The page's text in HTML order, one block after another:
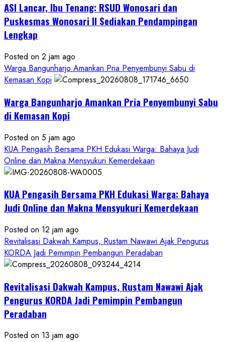
ASI Lancar, Ibu Tenang: RSUD Wonosari dan
Puskesmas Wonosari II Sediakan Pendampingan
Lengkap
Posted on 2 jam ago
Warga Bangunharjo Amankan Pria Penyembunyi Sabu di
Kemasan Kopi
Warga Bangunharjo Amankan Pria Penyembunyi Sabu
di Kemasan Kopi
Posted on 5 jam ago
KUA Pengasih Bersama PKH Edukasi Warga: Bahaya Judi
Online dan Makna Mensyukuri Kemerdekaan
KUA Pengasih Bersama PKH Edukasi Warga: Bahaya
Judi Online dan Makna Mensyukuri Kemerdekaan
Posted on 12 jam ago
Revitalisasi Dakwah Kampus, Rustam Nawawi Ajak Pengurus
KORDA Jadi Pemimpin Pembangun Peradaban
Revitalisasi Dakwah Kampus, Rustam Nawawi Ajak
Pengurus KORDA Jadi Pemimpin Pembangun
Peradaban
Posted on 13 jam ago